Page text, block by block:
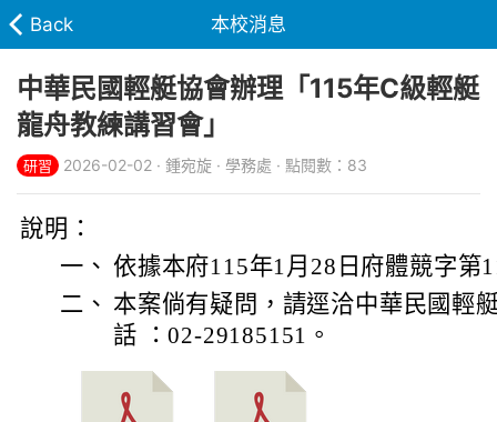
Back 本校消息
中華民國輕艇協會辦理「115年C級輕艇
龍舟教練講習會」
研習 2026-02-02 · 鍾宛旋 · 學務處 · 點閱數：83
說明：
一、 依據本府115年1月28日府體競字第
二、 本案倘有疑問，請逕洽中華民國輕
話 ：02-29185151。